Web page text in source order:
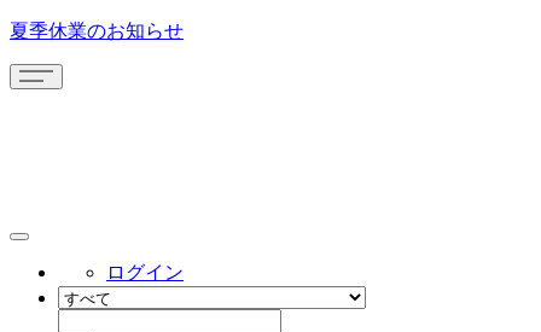
夏季休業のお知らせ
ログイン